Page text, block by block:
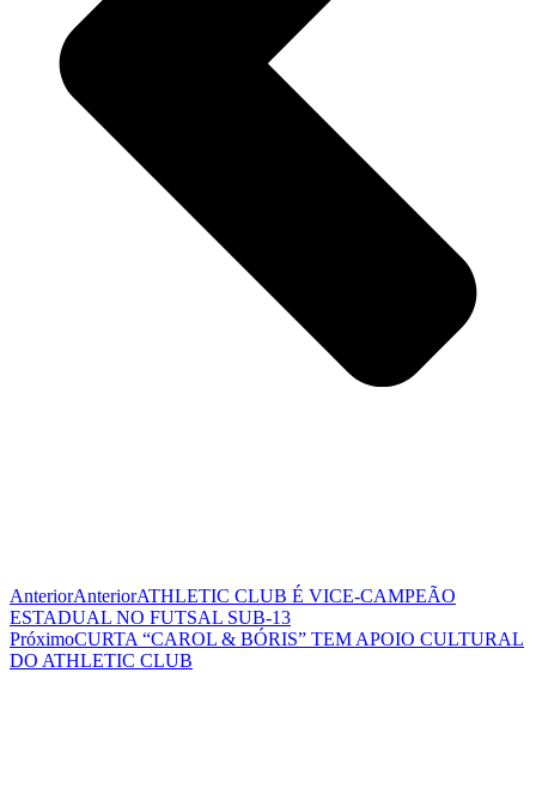
AnteriorAnteriorATHLETIC CLUB É VICE-CAMPEÃO
ESTADUAL NO FUTSAL SUB-13
PróximoCURTA “CAROL & BÓRIS” TEM APOIO CULTURAL
DO ATHLETIC CLUB